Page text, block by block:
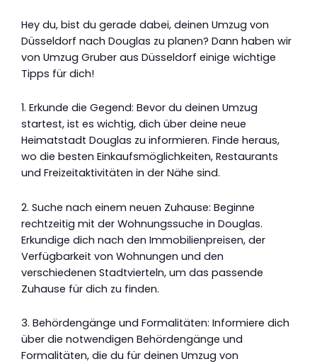
Hey du, bist du gerade dabei, deinen Umzug von
Düsseldorf nach Douglas zu planen? Dann haben wir
von Umzug Gruber aus Düsseldorf einige wichtige
Tipps für dich!
1. Erkunde die Gegend: Bevor du deinen Umzug
startest, ist es wichtig, dich über deine neue
Heimatstadt Douglas zu informieren. Finde heraus,
wo die besten Einkaufsmöglichkeiten, Restaurants
und Freizeitaktivitäten in der Nähe sind.
2. Suche nach einem neuen Zuhause: Beginne
rechtzeitig mit der Wohnungssuche in Douglas.
Erkundige dich nach den Immobilienpreisen, der
Verfügbarkeit von Wohnungen und den
verschiedenen Stadtvierteln, um das passende
Zuhause für dich zu finden.
3. Behördengänge und Formalitäten: Informiere dich
über die notwendigen Behördengänge und
Formalitäten, die du für deinen Umzug von